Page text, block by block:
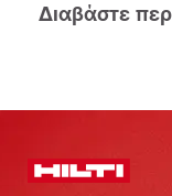
Διαβάστε